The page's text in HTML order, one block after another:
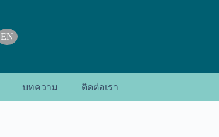
EN
บทความ ติดต่อเรา